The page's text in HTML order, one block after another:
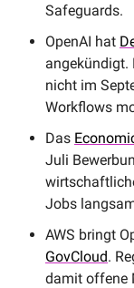
Safeguards.
OpenAI hat
angekündigt.
nicht im
Workflows
Das
Juli
Jobs
AWS bringt
GovCloud.
damit offene